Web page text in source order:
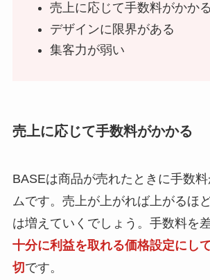
売上に応じて手数料がかかる
デザインに限界がある
集客力が弱い
売上に応じて手数料がかかる
BASEは商品が売れたときに手数
ムです。売上が上がれば上がるほ
は増えていくでしょう。手数料を
十分に利益を取れる価格設定にし
切 です。